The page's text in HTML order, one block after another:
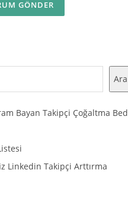
Ara
Bayan Takipçi Çoğaltma
Linkedin Takipçi Arttırma